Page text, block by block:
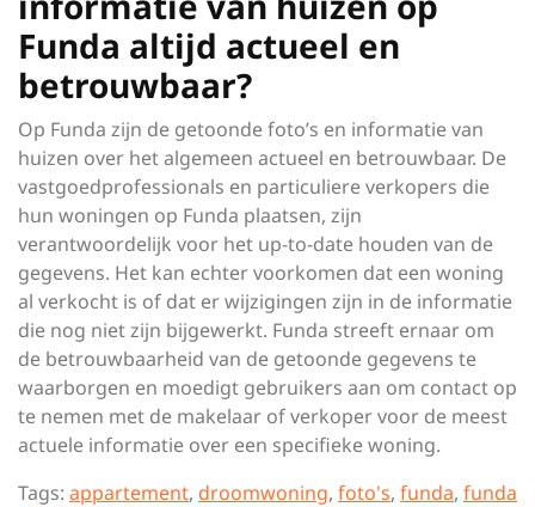
Funda altijd actueel en
betrouwbaar?
Op Funda zijn de getoonde foto’s en informatie van
huizen over het algemeen actueel en betrouwbaar. De
vastgoedprofessionals en particuliere verkopers die
hun woningen op Funda plaatsen, zijn
verantwoordelijk voor het up-to-date houden van de
gegevens. Het kan echter voorkomen dat een woning
al verkocht is of dat er wijzigingen zijn in de informatie
die nog niet zijn bijgewerkt. Funda streeft ernaar om
de betrouwbaarheid van de getoonde gegevens te
waarborgen en moedigt gebruikers aan om contact op
te nemen met de makelaar of verkoper voor de meest
actuele informatie over een specifieke woning.
Tags: appartement, droomwoning, foto's, funda, funda